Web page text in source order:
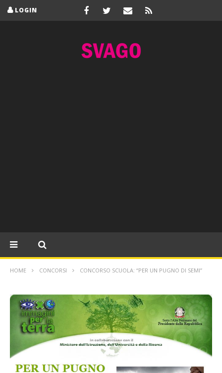
LOGIN
HOME CONCORSI CONCORSO SCUOLA: “PER UN PUGNO DI SEMI”